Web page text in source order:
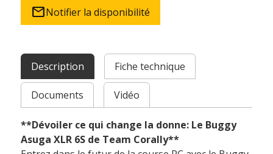
mailNotifier la disponibilité
Description Fiche technique
Documents Vidéo
**Dévoiler ce qui change la donne: Le Buggy
Asuga XLR 6S de Team Corally**